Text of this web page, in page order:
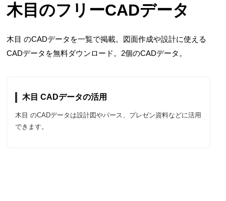
木目のフリーCADデータ
木目 のCADデータを一覧で掲載。図面作成や設計に使える
CADデータを無料ダウンロード。2個のCADデータ。
木目 CADデータの活用
木目 のCADデータは設計図やパース、プレゼン資料などに活用
できます。